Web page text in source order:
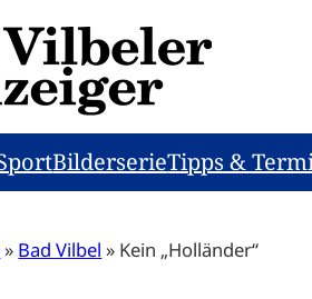
BilderserieTipps &
» Bad Vilbel » Kein „Holländer“